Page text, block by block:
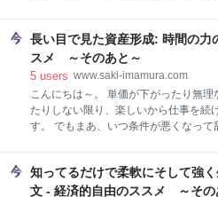
かなり減ったから分かんないですよ
で、一応知識として読んでいってくだ
っては何百万円単位で税金が違ってき
贈与税も払うのは
として、Amazon.com, Inc.の経営方針
の株主への手紙をもとに解説します。
てる人、買おうかなぁと思ってる人、
いうやり方をしている会社なのか知っ
有の心構えになりますので、是非参考
い。 It's All About the Long Term（長期
い 世の中の流れを受け入れる 鬼速で
Take the Cash Flo
長い目で見た資産形成: 時間の力
スメ ～そのあと～
5 users www.saki-imamura.com
こんにちは～。 単価が下がったり無理
たりしない限り、楽しいから仕事を続
す。 でもまあ、いつ条件が悪くなって
何をどうやってきたのか、どこが良か
やり直すとしたらどこを直すと思うか
知ってるだけで柔軟にそして強
文 - 経済的自由のススメ ～その